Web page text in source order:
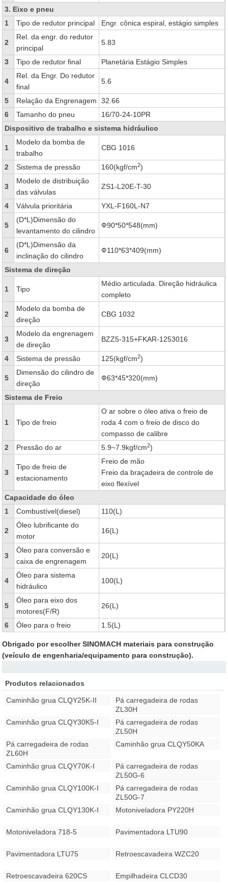
3. Eixo e pneu
1
Tipo de redutor principal Engr. cônica espiral, estágio simples
2
Rel. da engr. do redutor
principal
5.83
3 Tipo de redutor final Planetária Estágio Simples
4
Rel. da Engr. Do redutor
final
5.6
5 Relação da Engrenagem
32.66
6
Tamanho do pneu
16/70-24-10PR
Dispositivo de trabalho e sistema hidráulico
1
Modelo da bomba de
trabalho
CBG 1016
2 Sistema de pressão 160(kgf/cm2)
3
Modelo de distribuição
das válvulas
ZS1-L20E-T-30
4 Válvula prioritária YXL-F160L-N7
5
(D*L)Dimensão do
levantamento do cilindro
Ф90*50*548(mm)
6
(D*L)Dimensão da
inclinação do cilindro
Ф110*63*409(mm)
Sistema de direção
1 Tipo
Médio articulada. Direção hidráulica
completo
2
Modelo da bomba de
direção
CBG 1032
3
Modelo da engrenagem
de direção
BZZ5-315+FKAR-1253016
4 Sistema de pressão 125(kgf/cm2)
5
Dimensão do cilindro de
direção
Ф63*45*320(mm)
Sistema de Freio
1 Tipo de freio
O ar sobre o óleo ativa o freio de
roda 4 com o freio de disco do
compasso de calibre
2
Pressão do ar 5.9~7.9kgf/cm2)
3
Tipo de freio de
estacionamento
Freio de mão
Freio da braçadeira de controle de
eixo flexível
Capacidade do óleo
1
Combustível(diesel) 110(L)
2
Óleo lubrificante do
motor
16(L)
3
Óleo para conversão e
caixa de engrenagem
20(L)
4
Óleo para sistema
hidráulico
100(L)
5
Óleo para eixo dos
motores(F/R)
26(L)
6 Óleo para o freio 1.5(L)
Obrigado por escolher SINOMACH materiais para construção
(veículo de engenharia/equipamento para construção).
Produtos relacionados
Caminhão grua CLQY25K-II
Pá carregadeira de rodas
ZL30H
Caminhão grua CLQY30K5-I
Pá carregadeira de rodas
ZL50H
Pá carregadeira de rodas
ZL60H
Caminhão grua CLQY50KA
Caminhão grua CLQY70K-I
Pá carregadeira de rodas
ZL50G-6
Caminhão grua CLQY100K-I
Pá carregadeira de rodas
ZL50G-7
Caminhão grua CLQY130K-I
Motoniveladora PY220H
Motoniveladora 718-5 Pavimentadora LTU90
Pavimentadora LTU75 Retroescavadeira WZC20
Retroescavadeira 620CS Empilhadeira CLCD30